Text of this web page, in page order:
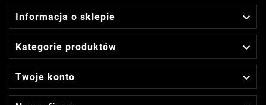
Informacja o sklepie 
Kategorie produktów 
Twoje konto 